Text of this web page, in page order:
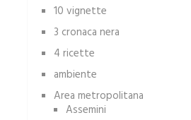
10 vignette
3 cronaca nera
4 ricette
ambiente
Area metropolitana
Assemini